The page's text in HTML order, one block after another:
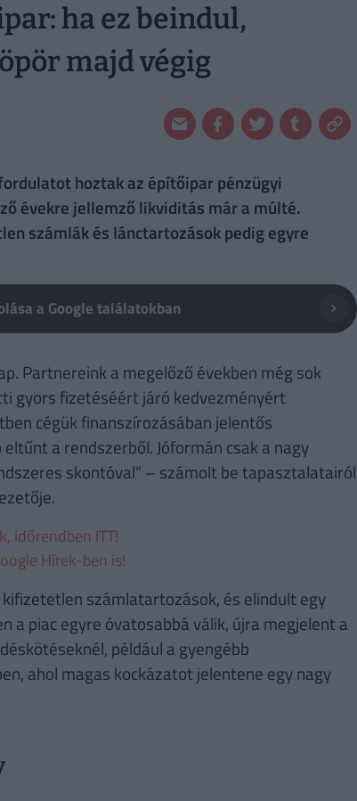
ha ez beindul,
majd végig
hoztak az építőipar pénzügyi
évekre jellemző likviditás már a múlté.
számlák és lánctartozások pedig egyre
a Google találatokban
Partnereink a megelőző években még sok
gyors fizetéséért járó kedvezményért
cégük finanszírozásában jelentős
a rendszerből. Jóformán csak a nagy
skontóval” – számolt be tapasztalatairól
időrendben ITT!
Hírek-ben is!
számlatartozások, és elindult egy
piac egyre óvatosabbá válik, újra megjelent a
például a gyengébb
ahol magas kockázatot jelentene egy nagy